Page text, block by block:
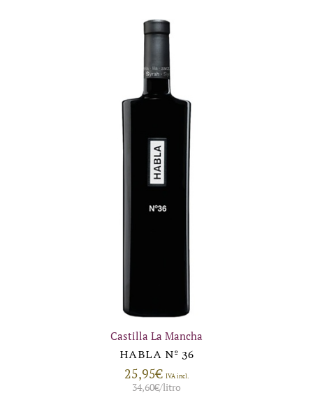
Castilla La Mancha
HABLA Nº 36
25,95€ IVA incl.
34,60€/litro